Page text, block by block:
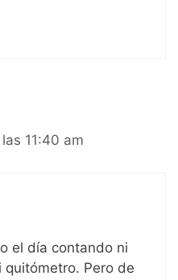
11:40 am
el día contando ni
Pero de